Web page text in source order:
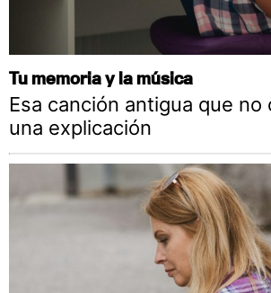
Tu memoria y la música
Esa canción antigua que no
una explicación